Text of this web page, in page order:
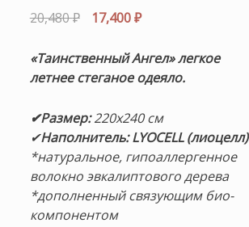
20,480₽
Первоначальная
составляла
20,480 ₽.
17,400₽Текущая
17,400 ₽.
«Таинственный Ангел» легкое
летнее стеганое одеяло.
✔Размер:220х240 см
✔Наполнитель: LYOCELL (лиоцелл)
*натуральное, гипоаллергенное
волокно эвкалиптового дерева
*дополненный связующим био-
компонентом